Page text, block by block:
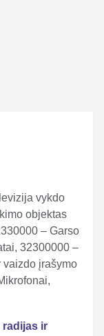
vykdo
objektas
– Garso
32300000 –
vaizdo įrašymo
ir